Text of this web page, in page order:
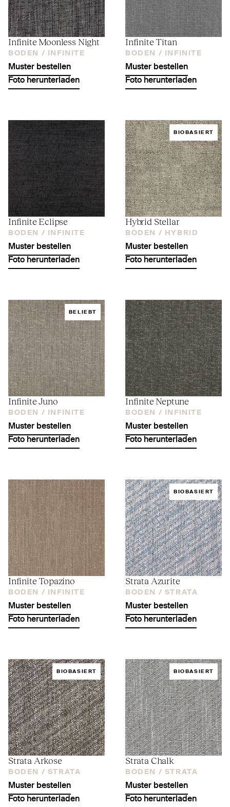
Infinite Moonless Night
BODEN / INFINITE
Muster bestellen
Foto herunterladen
Infinite Titan
BODEN / INFINITE
Muster bestellen
Foto herunterladen
Infinite Eclipse
BODEN / INFINITE
Muster bestellen
Foto herunterladen
BIOBASIERT
Hybrid Stellar
BODEN / HYBRID
Muster bestellen
Foto herunterladen
BELIEBT
Infinite Juno
BODEN / INFINITE
Muster bestellen
Foto herunterladen
Infinite Neptune
BODEN / INFINITE
Muster bestellen
Foto herunterladen
Infinite Topazino
BODEN / INFINITE
Muster bestellen
Foto herunterladen
BIOBASIERT
Strata Azurite
BODEN / STRATA
Muster bestellen
Foto herunterladen
BIOBASIERT
Strata Arkose
BODEN / STRATA
Muster bestellen
Foto herunterladen
BIOBASIERT
Strata Chalk
BODEN / STRATA
Muster bestellen
Foto herunterladen